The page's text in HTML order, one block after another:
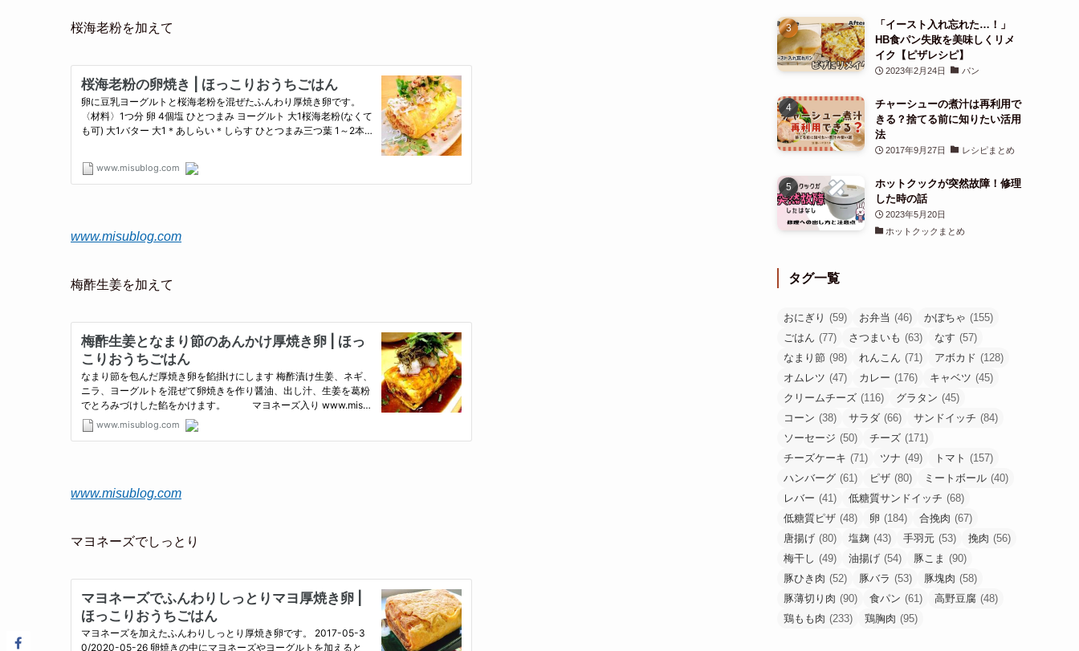
桜海老粉を加えて
www.misublog.com
梅酢生姜を加えて
www.misublog.com
マヨネーズでしっとり
「イースト入れ忘れた…！」
HB食パン失敗を美味しくリメ
イク【ピザレシピ】
2023年2月24日 パン
チャーシューの煮汁は再利用で
きる？捨てる前に知りたい活用
法
2017年9月27日 レシピまとめ
ホットクックが突然故障！修理
した時の話
2023年5月20日
ホットクックまとめ
タグ一覧
おにぎり (59) お弁当 (46) かぼちゃ (155)
ごはん (77) さつまいも (63) なす (57)
なまり節 (98) れんこん (71) アボカド (128)
オムレツ (47) カレー (176) キャベツ (45)
クリームチーズ (116) グラタン (45)
コーン (38) サラダ (66) サンドイッチ (84)
ソーセージ (50) チーズ (171)
チーズケーキ (71) ツナ (49) トマト (157)
ハンバーグ (61) ピザ (80) ミートボール (40)
レバー (41) 低糖質サンドイッチ (68)
低糖質ピザ (48) 卵 (184) 合挽肉 (67)
唐揚げ (80) 塩麹 (43) 手羽元 (53) 挽肉 (56)
梅干し (49) 油揚げ (54) 豚こま (90)
豚ひき肉 (52) 豚バラ (53) 豚塊肉 (58)
豚薄切り肉 (90) 食パン (61) 高野豆腐 (48)
鶏もも肉 (233) 鶏胸肉 (95)